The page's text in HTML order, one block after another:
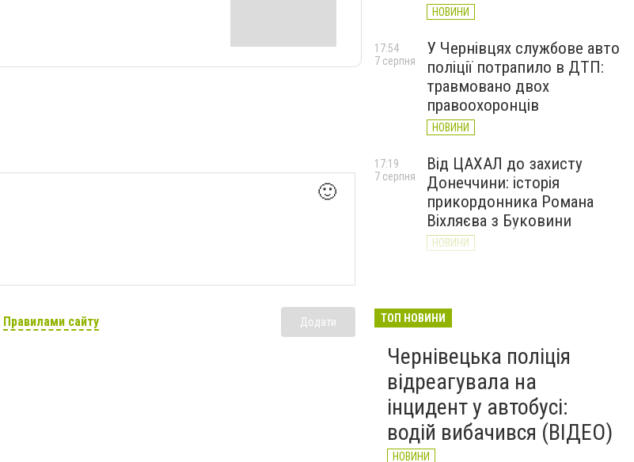
🙂
Правилами сайту Додати
НОВИНИ
У Чернівцях службове авто
поліції потрапило в ДТП:
травмовано двох
правоохоронців
НОВИНИ
17:54
7 серпня
Від ЦАХАЛ до захисту
Донеччини: історія
прикордонника Романа
Віхляєва з Буковини
НОВИНИ
17:19
7 серпня
водяні арки для
НОВИНИ
ТОП НОВИНИ
Чернівецька поліція
відреагувала на
інцидент у автобусі:
водій вибачився (ВІДЕО)
НОВИНИ